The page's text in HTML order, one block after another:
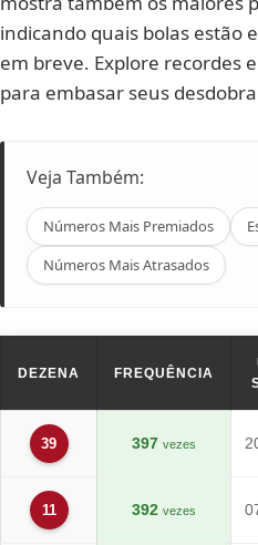
indicando quais bolas estão
em breve. Explore recordes
para embasar seus
Veja Também:
Números Mais Premiados
Números Mais Atrasados
DEZENA FREQUÊNCIA
39 397 vezes
11 392 vezes